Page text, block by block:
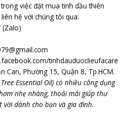
việc đặt mua tinh dầu thiên
hệ với chúng tôi qua:
(Zalo)
tinhdauduoclieufacare
Can, Phường 15, Quận 8, Tp.HCM.
Essential Oil) có nhiều công dụng
nhẹ nhàng, thoải mái giúp thư
vời dành cho bạn và gia đình.